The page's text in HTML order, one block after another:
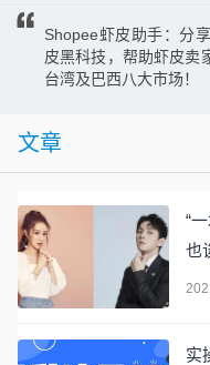
Shopee虾皮助手：分
皮黑科技，帮助虾皮卖
台湾及巴西八大市场！
文章
“
也
实